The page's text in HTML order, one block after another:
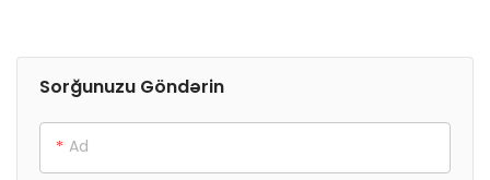
Sorğunuzu Göndərin
Ad
İSO9001 və ISO14001-in
peşəkar bir istehsalçısı kimi,
yanacaq filtrinin
dəyişdirilməsi - 威 华昌汽车
funksiyası, mühərrikə
pas və digər çirkləndiricilər